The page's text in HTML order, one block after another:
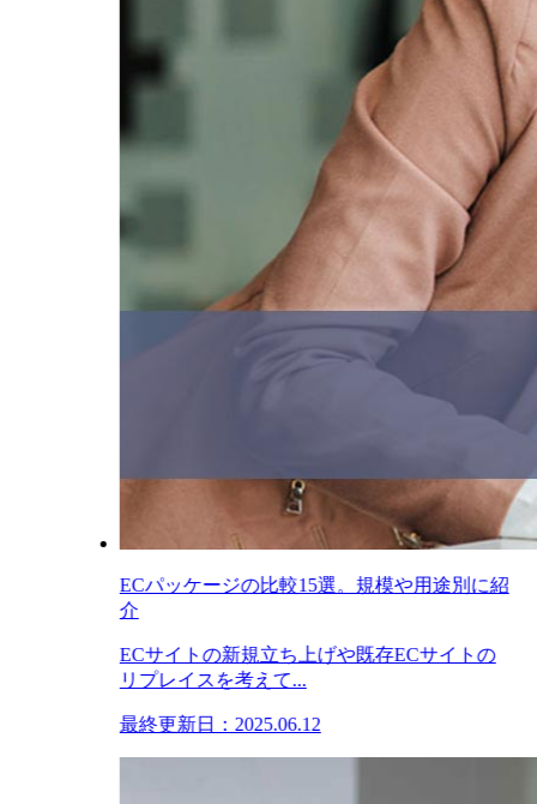
ECパッケージの比較15選。規模や用途別に紹
介
ECサイトの新規立ち上げや既存ECサイトの
リプレイスを考えて...
最終更新日：2025.06.12